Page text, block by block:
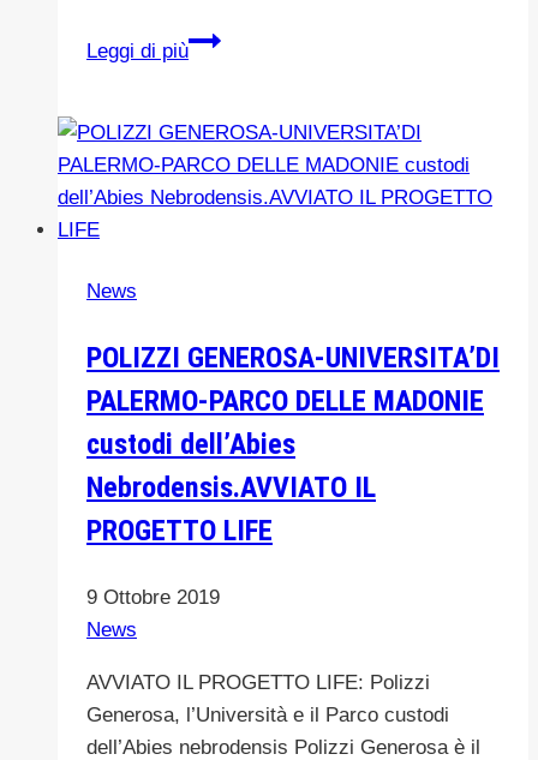
Leggi di più
Nuovo
Parco
delle
Madonie:Dal
Antonio
Spinnato
è
lo
zoologo
dell’Ente
delle
Global
Geoparks.
News
POLIZZI GENEROSA-UNIVERSITA’DI
PALERMO-PARCO DELLE MADONIE
custodi dell’Abies
Nebrodensis.AVVIATO IL
PROGETTO LIFE
9 Ottobre 2019
News
AVVIATO IL PROGETTO LIFE: Polizzi
Generosa, l’Università e il Parco custodi
dell’Abies nebrodensis Polizzi Generosa è il